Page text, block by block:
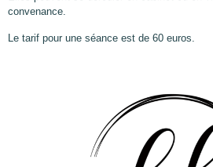
convenance.
Le tarif pour une séance est de 60 euros.